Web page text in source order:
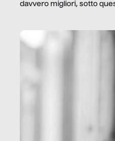
davvero migliori, sotto